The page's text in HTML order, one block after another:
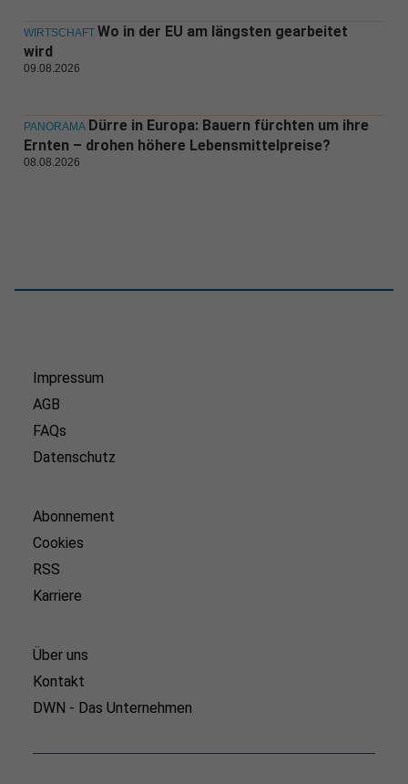
WIRTSCHAFT Wo in der EU am längsten gearbeitet
wird
09.08.2026
PANORAMA Dürre in Europa: Bauern fürchten um ihre
Ernten – drohen höhere Lebensmittelpreise?
08.08.2026
Impressum
AGB
FAQs
Datenschutz
Abonnement
Cookies
RSS
Karriere
Über uns
Kontakt
DWN - Das Unternehmen